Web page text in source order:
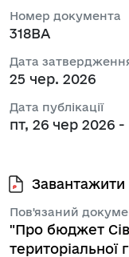
Номер документа
318ВА
Дата
25 чер. 2026
Дата публікації
пт, 26 чер 2026 -
Завантажити
Пов'язаний
"Про бюджет
територіальної